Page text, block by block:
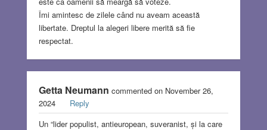
Îmi amintesc de zilele când nu aveam această
libertate. Dreptul la alegeri libere merită să fie
respectat.
Getta Neumann commented on November 26,
2024
Reply
Un “lider populist, antieuropean, suveranist, și la care